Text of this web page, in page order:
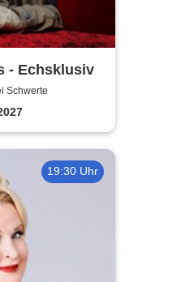
- Echsklusiv
Schwerte
19:30 Uhr